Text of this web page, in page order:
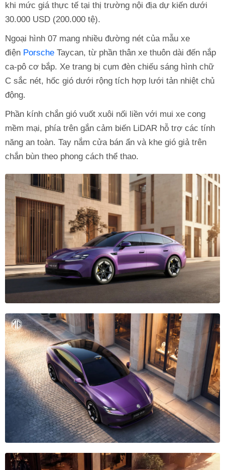
khi mức giá thực tế tại thị trường nội địa dự kiến dưới
30.000 USD (200.000 tệ).
Ngoại hình 07 mang nhiều đường nét của mẫu xe
điện Porsche Taycan, từ phần thân xe thuôn dài đến nắp
ca-pô cơ bắp. Xe trang bị cụm đèn chiếu sáng hình chữ
C sắc nét, hốc gió dưới rộng tích hợp lưới tản nhiệt chủ
động.
Phần kính chắn gió vuốt xuôi nối liền với mui xe cong
mềm mại, phía trên gắn cảm biến LiDAR hỗ trợ các tính
năng an toàn. Tay nắm cửa bán ẩn và khe gió giả trên
chắn bùn theo phong cách thể thao.